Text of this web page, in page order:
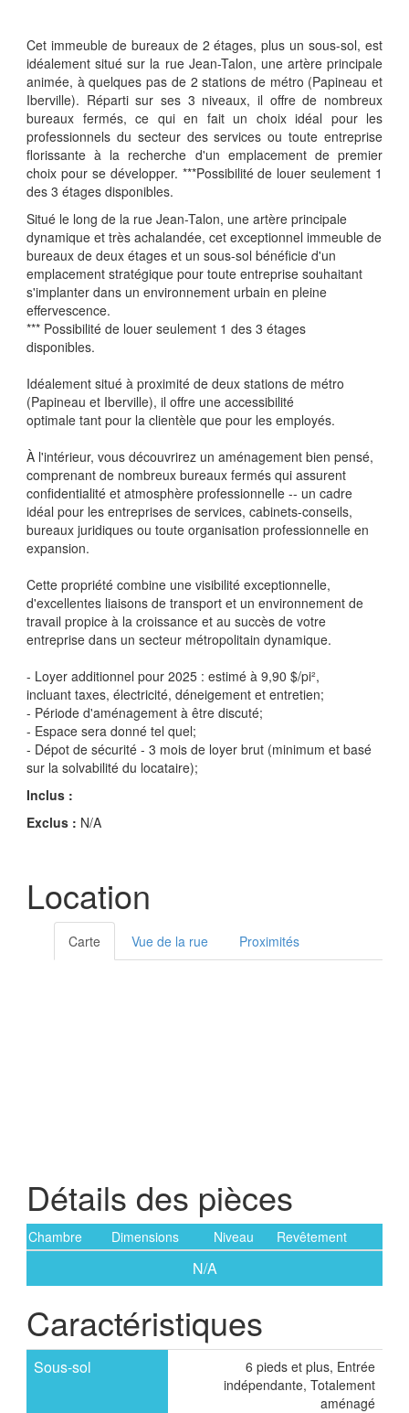
Cet immeuble de bureaux de 2 étages, plus un sous-sol, est
idéalement situé sur la rue Jean-Talon, une artère principale
animée, à quelques pas de 2 stations de métro (Papineau et
Iberville). Réparti sur ses 3 niveaux, il offre de nombreux
bureaux fermés, ce qui en fait un choix idéal pour les
professionnels du secteur des services ou toute entreprise
florissante à la recherche d'un emplacement de premier
choix pour se développer. ***Possibilité de louer seulement 1
des 3 étages disponibles.
Situé le long de la rue Jean-Talon, une artère principale
dynamique et très achalandée, cet exceptionnel immeuble de
bureaux de deux étages et un sous-sol bénéficie d'un
emplacement stratégique pour toute entreprise souhaitant
s'implanter dans un environnement urbain en pleine
effervescence.
*** Possibilité de louer seulement 1 des 3 étages
disponibles.
Idéalement situé à proximité de deux stations de métro
(Papineau et Iberville), il offre une accessibilité
optimale tant pour la clientèle que pour les employés.
À l'intérieur, vous découvrirez un aménagement bien pensé,
comprenant de nombreux bureaux fermés qui assurent
confidentialité et atmosphère professionnelle -- un cadre
idéal pour les entreprises de services, cabinets-conseils,
bureaux juridiques ou toute organisation professionnelle en
expansion.
Cette propriété combine une visibilité exceptionnelle,
d'excellentes liaisons de transport et un environnement de
travail propice à la croissance et au succès de votre
entreprise dans un secteur métropolitain dynamique.
- Loyer additionnel pour 2025 : estimé à 9,90 $/pi²,
incluant taxes, électricité, déneigement et entretien;
- Période d'aménagement à être discuté;
- Espace sera donné tel quel;
- Dépot de sécurité - 3 mois de loyer brut (minimum et basé
sur la solvabilité du locataire);
Inclus :
Exclus : N/A
Location
Carte Vue de la rue Proximités
Détails des pièces
Chambre Dimensions Niveau Revêtement
N/A
Caractéristiques
Sous-sol
6 pieds et plus, Entrée
indépendante, Totalement
aménagé